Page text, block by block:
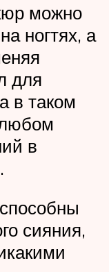
можно
ногтях, а
для
в таком
в
сияния,